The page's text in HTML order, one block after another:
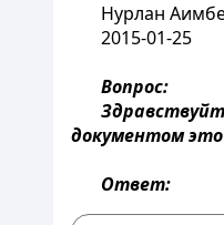
Нурлан
2015-01-25
Вопрос:
документом
Ответ: